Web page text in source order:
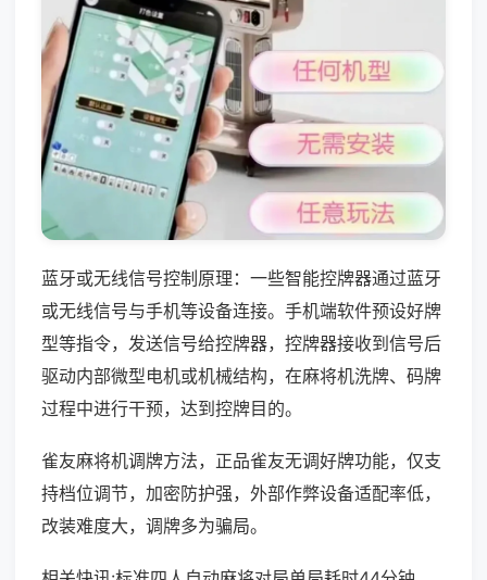
蓝牙或无线信号控制原理：一些智能控牌器通过蓝牙
或无线信号与手机等设备连接。手机端软件预设好牌
型等指令，发送信号给控牌器，控牌器接收到信号后
驱动内部微型电机或机械结构，在麻将机洗牌、码牌
过程中进行干预，达到控牌目的。
雀友麻将机调牌方法，正品雀友无调好牌功能，仅支
持档位调节，加密防护强，外部作弊设备适配率低，
改装难度大，调牌多为骗局。